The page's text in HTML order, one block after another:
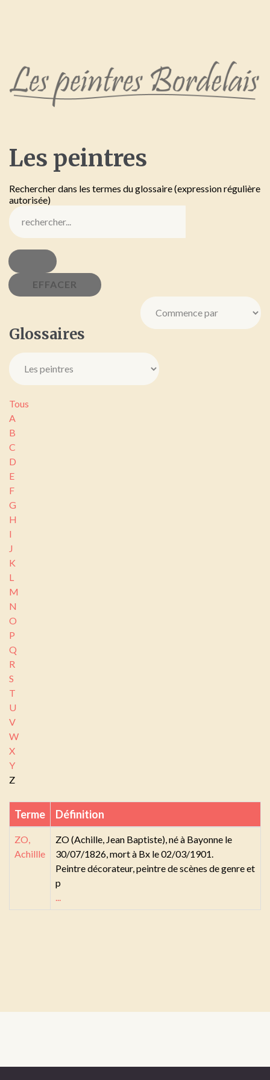
Les peintres
Rechercher dans les termes du glossaire (expression régulière
autorisée)
Glossaires
Tous
A
B
C
D
E
F
G
H
I
J
K
L
M
N
O
P
Q
R
S
T
U
V
W
X
Y
Z
Terme Définition
ZO,
Achillle
ZO (Achille, Jean Baptiste), né à Bayonne le
30/07/1826, mort à Bx le 02/03/1901.
Peintre décorateur, peintre de scènes de genre et
p